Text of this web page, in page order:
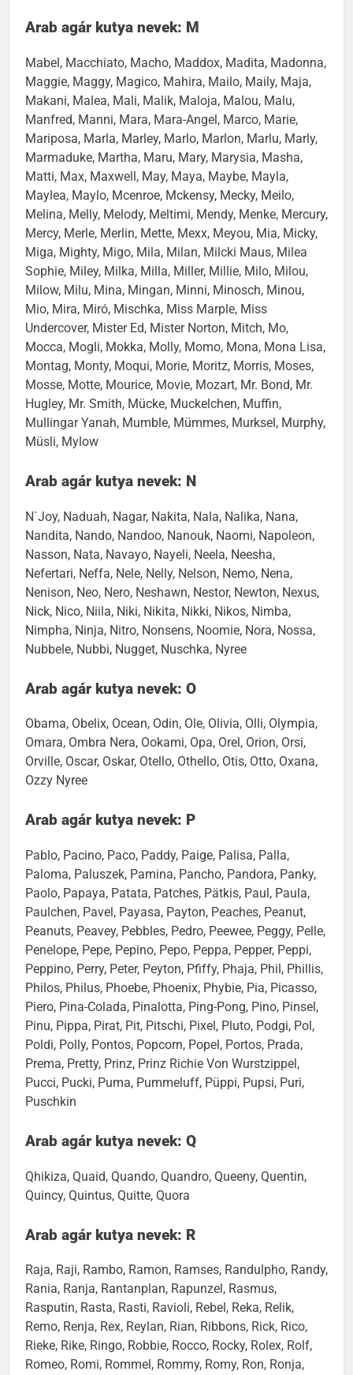
Arab agár kutya nevek: M
Mabel, Macchiato, Macho, Maddox, Madita, Madonna,
Maggie, Maggy, Magico, Mahira, Mailo, Maily, Maja,
Makani, Malea, Mali, Malik, Maloja, Malou, Malu,
Manfred, Manni, Mara, Mara-Angel, Marco, Marie,
Mariposa, Marla, Marley, Marlo, Marlon, Marlu, Marly,
Marmaduke, Martha, Maru, Mary, Marysia, Masha,
Matti, Max, Maxwell, May, Maya, Maybe, Mayla,
Maylea, Maylo, Mcenroe, Mckensy, Mecky, Meilo,
Melina, Melly, Melody, Meltimi, Mendy, Menke, Mercury,
Mercy, Merle, Merlin, Mette, Mexx, Meyou, Mia, Micky,
Miga, Mighty, Migo, Mila, Milan, Milcki Maus, Milea
Sophie, Miley, Milka, Milla, Miller, Millie, Milo, Milou,
Milow, Milu, Mina, Mingan, Minni, Minosch, Minou,
Mio, Mira, Miró, Mischka, Miss Marple, Miss
Undercover, Mister Ed, Mister Norton, Mitch, Mo,
Mocca, Mogli, Mokka, Molly, Momo, Mona, Mona Lisa,
Montag, Monty, Moqui, Morie, Moritz, Morris, Moses,
Mosse, Motte, Mourice, Movie, Mozart, Mr. Bond, Mr.
Hugley, Mr. Smith, Mücke, Muckelchen, Muffin,
Mullingar Yanah, Mumble, Mümmes, Murksel, Murphy,
Müsli, Mylow
Arab agár kutya nevek: N
N`Joy, Naduah, Nagar, Nakita, Nala, Nalika, Nana,
Nandita, Nando, Nandoo, Nanouk, Naomi, Napoleon,
Nasson, Nata, Navayo, Nayeli, Neela, Neesha,
Nefertari, Neffa, Nele, Nelly, Nelson, Nemo, Nena,
Nenison, Neo, Nero, Neshawn, Nestor, Newton, Nexus,
Nick, Nico, Niila, Niki, Nikita, Nikki, Nikos, Nimba,
Nimpha, Ninja, Nitro, Nonsens, Noomie, Nora, Nossa,
Nubbele, Nubbi, Nugget, Nuschka, Nyree
Arab agár kutya nevek: O
Obama, Obelix, Ocean, Odin, Ole, Olivia, Olli, Olympia,
Omara, Ombra Nera, Ookami, Opa, Orel, Orion, Orsi,
Orville, Oscar, Oskar, Otello, Othello, Otis, Otto, Oxana,
Ozzy Nyree
Arab agár kutya nevek: P
Pablo, Pacino, Paco, Paddy, Paige, Palisa, Palla,
Paloma, Paluszek, Pamina, Pancho, Pandora, Panky,
Paolo, Papaya, Patata, Patches, Pätkis, Paul, Paula,
Paulchen, Pavel, Payasa, Payton, Peaches, Peanut,
Peanuts, Peavey, Pebbles, Pedro, Peewee, Peggy, Pelle,
Penelope, Pepe, Pepino, Pepo, Peppa, Pepper, Peppi,
Peppino, Perry, Peter, Peyton, Pfiffy, Phaja, Phil, Phillis,
Philos, Philus, Phoebe, Phoenix, Phybie, Pia, Picasso,
Piero, Pina-Colada, Pinalotta, Ping-Pong, Pino, Pinsel,
Pinu, Pippa, Pirat, Pit, Pitschi, Pixel, Pluto, Podgi, Pol,
Poldi, Polly, Pontos, Popcorn, Popel, Portos, Prada,
Prema, Pretty, Prinz, Prinz Richie Von Wurstzippel,
Pucci, Pucki, Puma, Pummeluff, Püppi, Pupsi, Puri,
Puschkin
Arab agár kutya nevek: Q
Qhikiza, Quaid, Quando, Quandro, Queeny, Quentin,
Quincy, Quintus, Quitte, Quora
Arab agár kutya nevek: R
Raja, Raji, Rambo, Ramon, Ramses, Randulpho, Randy,
Rania, Ranja, Rantanplan, Rapunzel, Rasmus,
Rasputin, Rasta, Rasti, Ravioli, Rebel, Reka, Relik,
Remo, Renja, Rex, Reylan, Rian, Ribbons, Rick, Rico,
Rieke, Rike, Ringo, Robbie, Rocco, Rocky, Rolex, Rolf,
Romeo, Romi, Rommel, Rommy, Romy, Ron, Ronja,